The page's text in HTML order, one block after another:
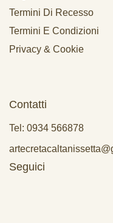
Termini Di Recesso
Termini E Condizioni
Privacy & Cookie
Contatti
Tel: 0934 566878
Seguici